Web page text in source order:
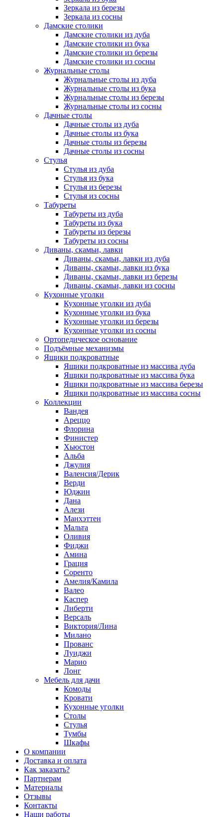
Зеркала из березы
Зеркала из сосны
Дамские столики
Дамские столики из дуба
Дамские столики из бука
Дамские столики из березы
Дамские столики из сосны
Журнальные столы
Журнальные столы из дуба
Журнальные столы из бука
Журнальные столы из березы
Журнальные столы из сосны
Дачные столы
Дачные столы из дуба
Дачные столы из бука
Дачные столы из березы
Дачные столы из сосны
Стулья
Стулья из дуба
Стулья из бука
Стулья из березы
Стулья из сосны
Табуреты
Табуреты из дуба
Табуреты из бука
Табуреты из березы
Табуреты из сосны
Диваны, скамьи, лавки
Диваны, скамьи, лавки из дуба
Диваны, скамьи, лавки из бука
Диваны, скамьи, лавки из березы
Диваны, скамьи, лавки из сосны
Кухонные уголки
Кухонные уголки из дуба
Кухонные уголки из бука
Кухонные уголки из березы
Кухонные уголки из сосны
Ортопедическое основание
Подъёмные механизмы
Ящики подкроватные
Ящики подкроватные из массива дуба
Ящики подкроватные из массива бука
Ящики подкроватные из массива березы
Ящики подкроватные из массива сосны
Коллекции
Вандея
Ареццо
Флорина
Финистер
Хьюстон
Альба
Джулия
Валенсия/Дерик
Верди
Юджин
Дана
Алези
Манхэттен
Мальта
Оливия
Фиджи
Амина
Грация
Соренто
Амелия/Камила
Валео
Каспер
Либерти
Версаль
Виктория/Лина
Милано
Прованс
Луиджи
Марио
Лонг
Мебель для дачи
Комоды
Кровати
Кухонные уголки
Столы
Стулья
Тумбы
Шкафы
О компании
Доставка и оплата
Как заказать?
Партнерам
Материалы
Отзывы
Контакты
Наши работы